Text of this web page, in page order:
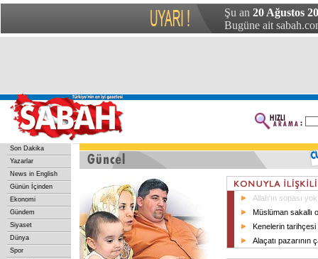
Şu an 20 Ağustos
Bugüne ait
Son Dakika
Yazarlar
News in English
Günün İçinden
Ekonomi
Gündem
Siyaset
Dünya
Spor
Allah'ın sopası yok
Müslüman sakallı
Kenelerin tarihçesi
Alaçatı pazarının